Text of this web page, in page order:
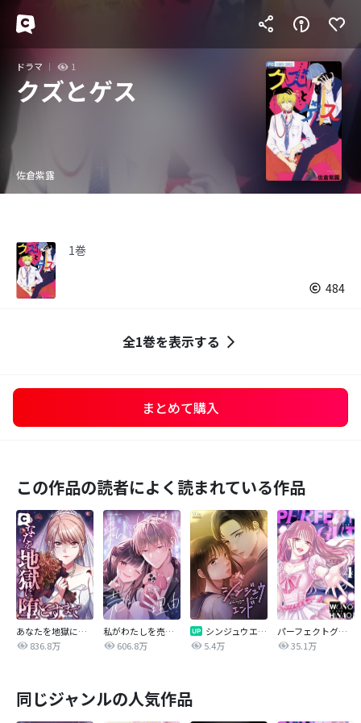
ドラマ 1
クズとゲス
佐倉紫露
1巻
484
全1巻を表示する
まとめて購入
この作品の読者によく読まれている作品
あなたを地獄に堕とすまで
836.8万
私がわたしを売る理由
606.8万
シンジュウエンド【タテヨミ】
5.4万
パーフェクトグリッター
35.1万
同じジャンルの人気作品